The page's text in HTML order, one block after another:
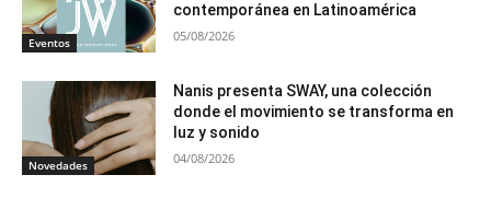
Eventos
contemporánea en Latinoamérica
05/08/2026
Novedades
Nanis presenta SWAY, una colección
donde el movimiento se transforma en
luz y sonido
04/08/2026